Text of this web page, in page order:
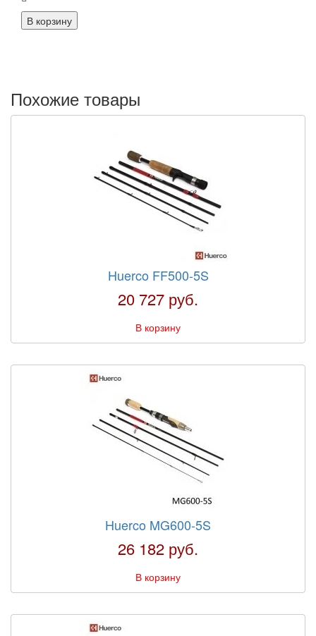
Похожие товары
Huerco FF500-5S
20 727 руб.
В корзину
Huerco MG600-5S
26 182 руб.
В корзину